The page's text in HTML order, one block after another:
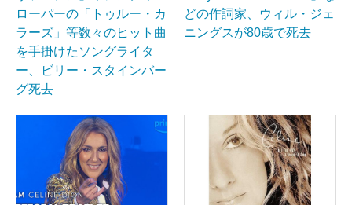
ローパーの「トゥルー・カ
ラーズ」等数々のヒット曲
を手掛けたソングライタ
ー、ビリー・スタインバー
グ死去
どの作詞家、ウィル・ジェ
ニングスが80歳で死去